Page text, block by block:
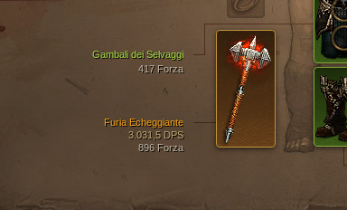
Gambali dei Selvaggi
417 Forza
Furia Echeggiante
3.031,5 DPS
896 Forza